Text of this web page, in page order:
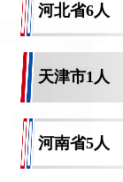
河北省6人
天津市1人
河南省5人